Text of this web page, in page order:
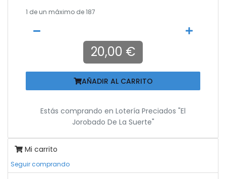
1 de un máximo de 187
20,00 €
AÑADIR AL CARRITO
Estás comprando en Lotería Preciados "el
Jorobado De La Suerte"
Mi carrito
Seguir comprando